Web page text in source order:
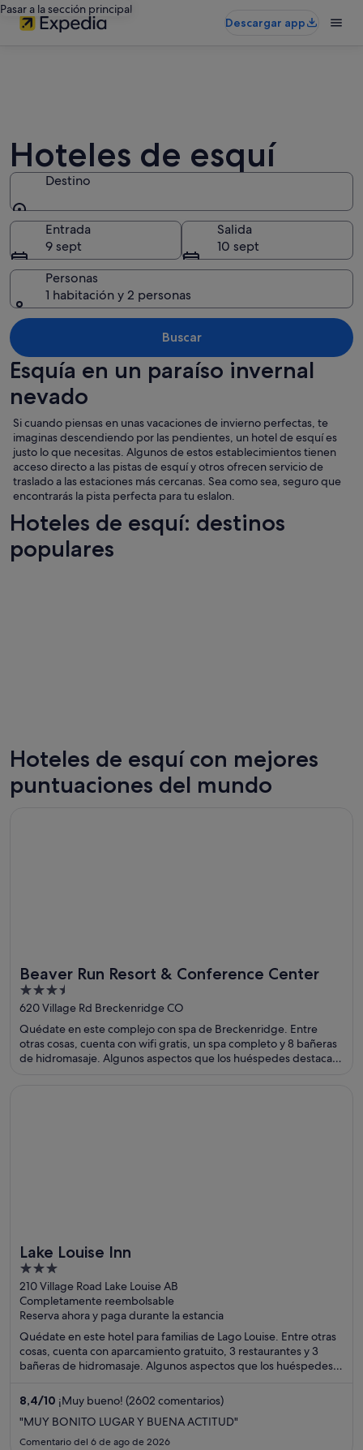
Pasar a la sección principal
Descargar app
Hoteles de esquí
Destino
Destino
Entrada
9 sept
Salida
10 sept
Personas
1 habitación y 2 personas
Buscar
Esquía en un paraíso invernal
nevado
Si cuando piensas en unas vacaciones de invierno perfectas, te
imaginas descendiendo por las pendientes, un hotel de esquí es
justo lo que necesitas. Algunos de estos establecimientos tienen
acceso directo a las pistas de esquí y otros ofrecen servicio de
traslado a las estaciones más cercanas. Sea como sea, seguro que
encontrarás la pista perfecta para tu eslalon.
Hoteles de esquí: destinos
populares
Lago Tahoe
537 hoteles de esquí
Park City
Hoteles de esquí con mejores
puntuaciones del mundo
Beaver Run Resort & Conference Center
3.5
out
of
5
620 Village Rd Breckenridge CO
Quédate en este complejo con spa de Breckenridge. Entre
otras cosas, cuenta con wifi gratis, un spa completo y 8 bañeras
de hidromasaje. Algunos aspectos que los huéspedes destacan
Lake Louise Inn
3
out
of
5
210 Village Road Lake Louise AB
Completamente reembolsable
Reserva ahora y paga durante la estancia
Quédate en este hotel para familias de Lago Louise. Entre otras
cosas, cuenta con aparcamiento gratuito, 3 restaurantes y 3
bañeras de hidromasaje. Algunos aspectos que los huéspedes
restaurante. Dos atracciones turísticas populares que se
encuentran cerca son Lake Louise y Lake Louise Mountain
Resort.
8,4/10 ¡Muy bueno! (2602 comentarios)
"MUY BONITO LUGAR Y BUENA ACTITUD"
Comentario del 6 de ago de 2026